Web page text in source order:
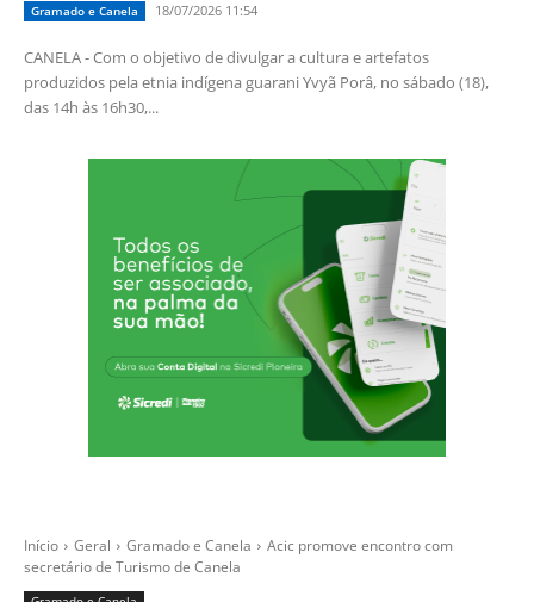
Gramado e Canela 18/07/2026 11:54
CANELA - Com o objetivo de divulgar a cultura e artefatos
produzidos pela etnia indígena guarani Yvyã Porâ, no sábado (18),
das 14h às 16h30,...